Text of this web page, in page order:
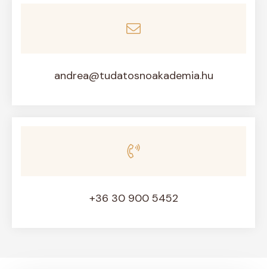
andrea@tudatosnoakademia.hu
+36 30 900 5452